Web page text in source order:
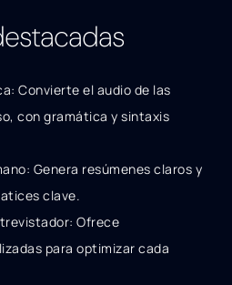
Convierte el audio de las
con gramática y sintaxis
Genera resúmenes claros y
clave.
Ofrece
para optimizar cada